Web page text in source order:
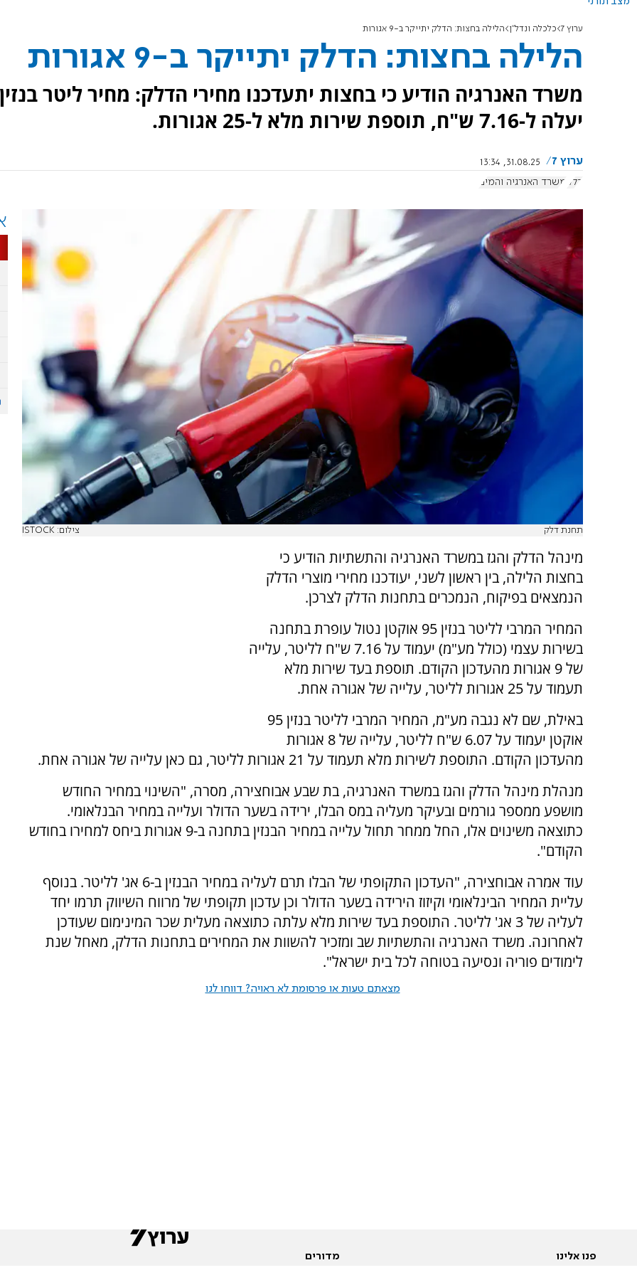
ערוץ 7 כלכלה ונדל"ן הלילה בחצות: הדלק יתייקר ב-9 אגורות
הלילה בחצות: הדלק יתייקר ב-9 אגורות
משרד האנרגיה הודיע כי בחצות יתעדכנו מחירי הדלק: מחיר ליטר בנזין
יעלה ל-7.16 ש"ח, תוספת שירות מלא ל-25 אגורות.
ערוץ 7
31.08.25, 13:34
דלק משרד האנרגיה והמים
תחנת דלק צילום: ISTOCK
מינהל הדלק והגז במשרד האנרגיה והתשתיות הודיע כי
בחצות הלילה, בין ראשון לשני, יעודכנו מחירי מוצרי הדלק
הנמצאים בפיקוח, הנמכרים בתחנות הדלק לצרכן.
המחיר המרבי לליטר בנזין 95 אוקטן נטול עופרת בתחנה
בשירות עצמי (כולל מע"מ) יעמוד על 7.16 ש"ח לליטר, עלייה
של 9 אגורות מהעדכון הקודם. תוספת בעד שירות מלא
תעמוד על 25 אגורות לליטר, עלייה של אגורה אחת.
באילת, שם לא נגבה מע"מ, המחיר המרבי לליטר בנזין 95
אוקטן יעמוד על 6.07 ש"ח לליטר, עלייה של 8 אגורות
מהעדכון הקודם. התוספת לשירות מלא תעמוד על 21 אגורות לליטר, גם כאן עלייה של אגורה אחת.
מנהלת מינהל הדלק והגז במשרד האנרגיה, בת שבע אבוחצירה, מסרה, "השינוי במחיר החודש
מושפע ממספר גורמים ובעיקר מעליה במס הבלו, ירידה בשער הדולר ועלייה במחיר הבנלאומי.
כתוצאה משינוים אלו, החל ממחר תחול עלייה במחיר הבנזין בתחנה ב-9 אגורות ביחס למחירו בחודש
הקודם".
עוד אמרה אבוחצירה, "העדכון התקופתי של הבלו תרם לעליה במחיר הבנזין ב-6 אג' לליטר. בנוסף
עליית המחיר הבינלאומי וקיזוז הירידה בשער הדולר וכן עדכון תקופתי של מרווח השיווק תרמו יחד
לעליה של 3 אג' לליטר. התוספת בעד שירות מלא עלתה כתוצאה מעלית שכר המינימום שעודכן
לאחרונה. משרד האנרגיה והתשתיות שב ומזכיר להשוות את המחירים בתחנות הדלק, מאחל שנת
לימודים פוריה ונסיעה בטוחה לכל בית ישראל".
מצאתם טעות או פרסומת לא ראויה? דווחו לנו
פנו אלינו מדורים